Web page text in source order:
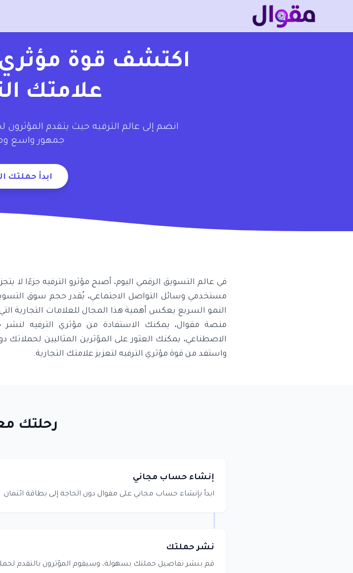
اكتشف قوة مؤثري
علامتك
انضم إلى عالم الترفيه حيث يتقدم
جمهور واسع
ابدأ حملتك
في عالم التسويق الرقمي اليوم، أصبح مؤثرو الترفيه جزءًا لا
النمو السريع يعكس أهمية هذا المجال للعلامات التجارية
منصة مقوال، يمكنك الاستفادة من مؤثري الترفيه
الاصطناعي، يمكنك العثور على المؤثرين المثاليين لحملاتك
واستفد من قوة مؤثري الترفيه لتعزيز علامتك التجارية.
رحلتك
إنشاء حساب مجاني
ابدأ بإنشاء حساب مجاني على مقوال دون الحاجة إلى بطاقة
نشر حملتك
قم بنشر تفاصيل حملتك بسهولة، وسيقوم المؤثرون بالتقدم